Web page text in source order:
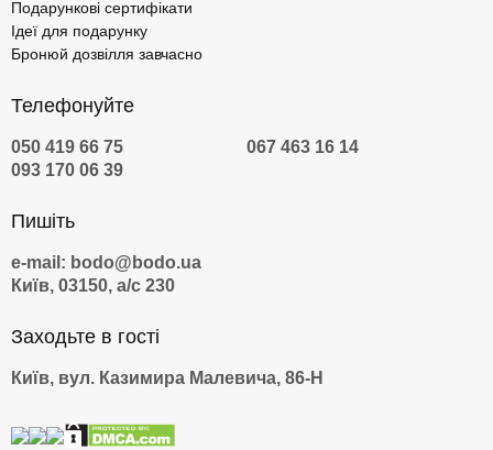
Подарункові сертифікати
Ідеї для подарунку
Бронюй дозвілля завчасно
Телефонуйте
050 419 66 75
067 463 16 14
093 170 06 39
Пишіть
e-mail: bodo@bodo.ua
Київ, 03150, а/с 230
Заходьте в гості
Київ, вул. Казимира Малевича, 86-Н